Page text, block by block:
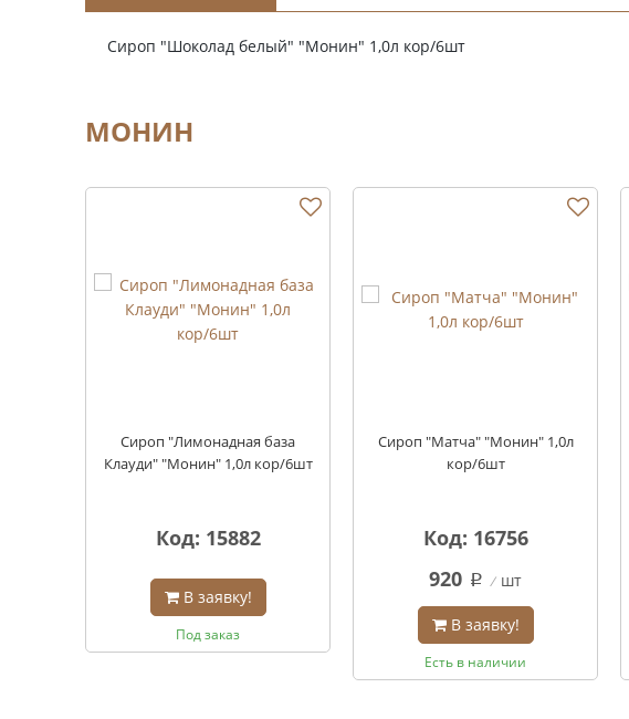
Сироп "Шоколад белый" "Монин" 1,0л кор/6шт
МОНИН
Сироп "Лимонадная база
Клауди" "Монин" 1,0л кор/6шт
Код: 15882
В заявку!
Под заказ
Сироп "Матча" "Монин" 1,0л
кор/6шт
Код: 16756
920 q шт
В заявку!
Есть в наличии